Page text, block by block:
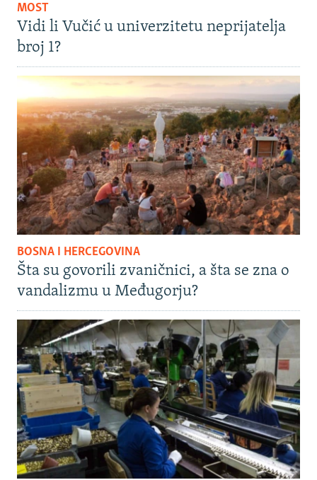
MOST
Vidi li Vučić u univerzitetu neprijatelja
broj 1?
BOSNA I HERCEGOVINA
Šta su govorili zvaničnici, a šta se zna o
vandalizmu u Međugorju?